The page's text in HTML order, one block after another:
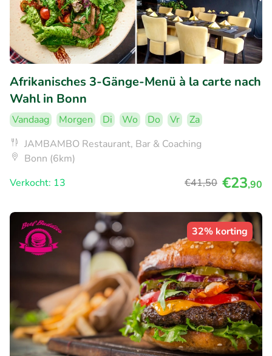
Afrikanisches 3-Gänge-Menü à la carte nach
Wahl in Bonn
Vandaag Morgen Di Wo Do Vr
Za
JAMBAMBO Restaurant, Bar & Coaching
Bonn (6km)
Verkocht: 13
€41,50 €23,90
32% korting